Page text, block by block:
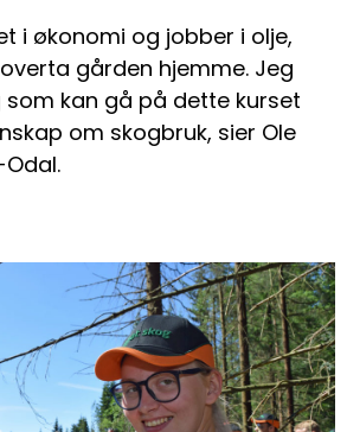
i økonomi og jobber i olje,
gården hjemme. Jeg
kan gå på dette kurset
om skogbruk, sier Ole